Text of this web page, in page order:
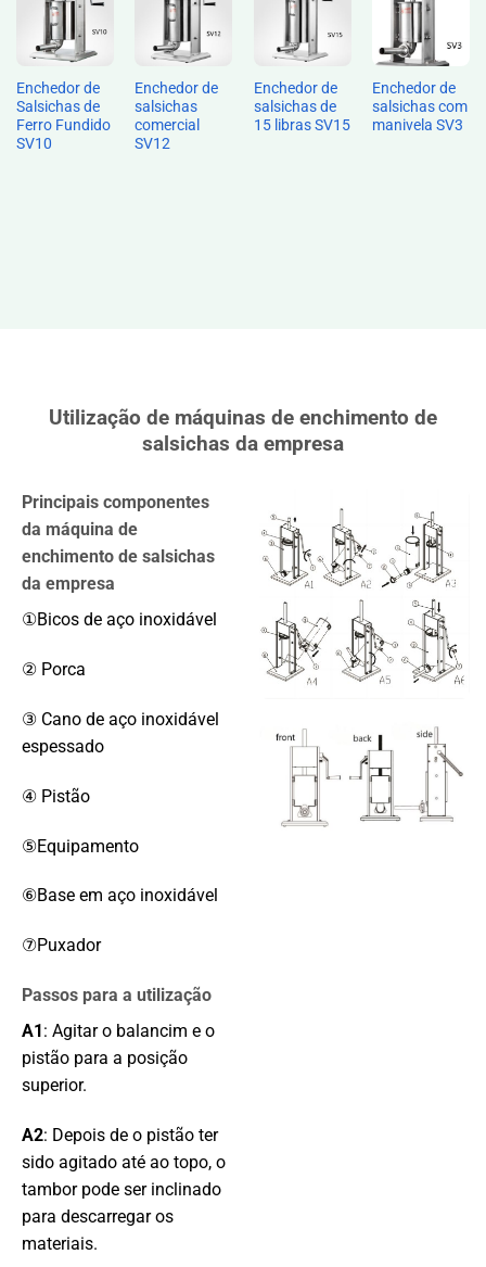
Enchedor de
Salsichas de
Ferro Fundido
SV10
Enchedor de
salsichas
comercial
SV12
Enchedor de
salsichas de
15 libras SV15
Enchedor de
salsichas com
manivela SV3
Utilização de máquinas de enchimento de
salsichas da empresa
Principais componentes
da máquina de
enchimento de salsichas
da empresa
①Bicos de aço inoxidável
② Porca
③ Cano de aço inoxidável
espessado
④ Pistão
⑤Equipamento
⑥Base em aço inoxidável
⑦Puxador
Passos para a utilização
A1: Agitar o balancim e o
pistão para a posição
superior.
A2: Depois de o pistão ter
sido agitado até ao topo, o
tambor pode ser inclinado
para descarregar os
materiais.